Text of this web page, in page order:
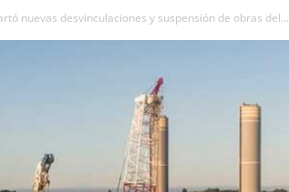
nuevas desvinculaciones y suspensión de obras del...